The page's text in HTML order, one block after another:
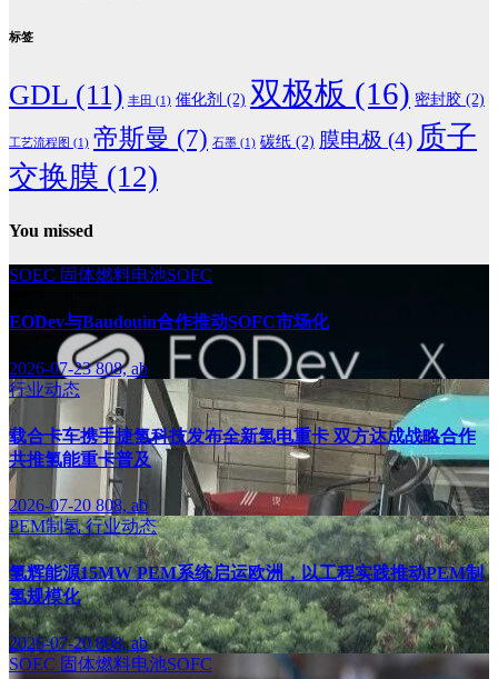
标签
GDL (11) 丰田 (1) 催化剂 (2) 双极板 (16) 密封胶 (2)
工艺流程图 (1) 帝斯曼 (7) 石墨 (1) 碳纸 (2) 膜电极 (4) 质子
交换膜 (12)
You missed
SOEC 固体燃料电池SOFC
EODev与Baudouin合作推动SOFC市场化
2026-07-23808, ab
行业动态
载合卡车携手捷氢科技发布全新氢电重卡 双方达成战略合作
共推氢能重卡普及
2026-07-20 808, ab
PEM制氢行业动态
氢辉能源15MW PEM系统启运欧洲，以工程实践推动PEM制
氢规模化
2026-07-20808, ab
SOEC 固体燃料电池SOFC